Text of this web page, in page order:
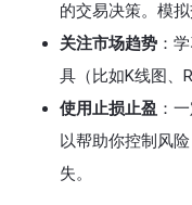
的交易决策。模
关注市场趋势 ：
具（比如K线图、
使用止损止盈 ：
以帮助你控制风
失。